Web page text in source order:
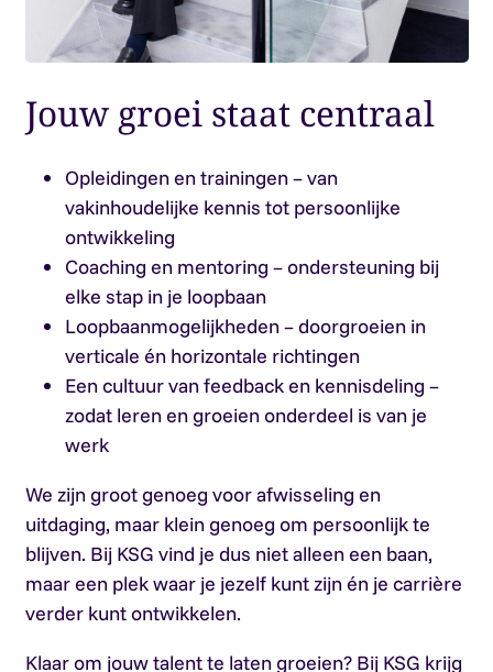
Jouw groei staat centraal
Opleidingen en trainingen – van
vakinhoudelijke kennis tot persoonlijke
ontwikkeling
Coaching en mentoring – ondersteuning bij
elke stap in je loopbaan
Loopbaanmogelijkheden – doorgroeien in
verticale én horizontale richtingen
Een cultuur van feedback en kennisdeling –
zodat leren en groeien onderdeel is van je
werk
We zijn groot genoeg voor afwisseling en
uitdaging, maar klein genoeg om persoonlijk te
blijven. Bij KSG vind je dus niet alleen een baan,
maar een plek waar je jezelf kunt zijn én je carrière
verder kunt ontwikkelen.
Klaar om jouw talent te laten groeien? Bij KSG krijg